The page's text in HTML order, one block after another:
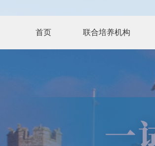
首页 联合培养机构